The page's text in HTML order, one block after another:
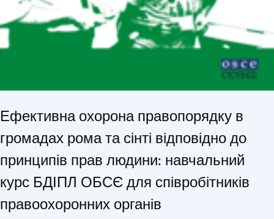
Ефективна охорона правопорядку в
громадах рома та сінті відповідно до
принципів прав людини: навчальний
курс БДІПЛ ОБСЄ для співробітників
правоохоронних органів